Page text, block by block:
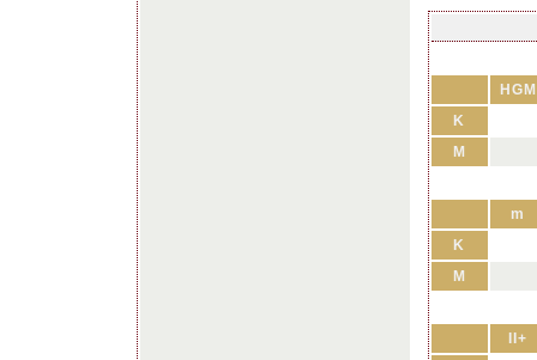
HGM
K
M
m
K
M
II+